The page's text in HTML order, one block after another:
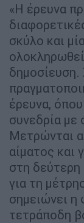
«Η έρευνα
σκύλο και
δημοσίευση.
έρευνα, όπου
συνεδρία με
Μετρώνται
αίματος και
στη δεύτερη
για τη
σημειώνει η
τετράποδη